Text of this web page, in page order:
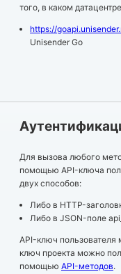
того, в каком
https://
Unisender Go
Для вызова любого
помощью API-ключа
двух способов:
Либо в HTTP-
Либо в JSON-поле
API-ключ пользователя
ключ проекта можно
помощью API-методов.